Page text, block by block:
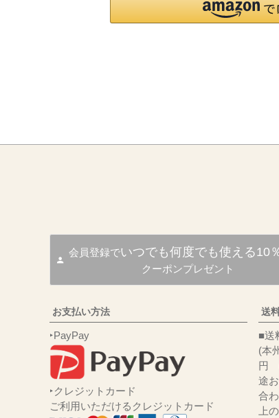
会員登録でいつでも何度でも使える10
クーポンプレゼント
お支払い方法
‣PayPay
‣クレジットカード
ご利用いただけるクレジットカード
送
■
(本
円 (
途
合
上